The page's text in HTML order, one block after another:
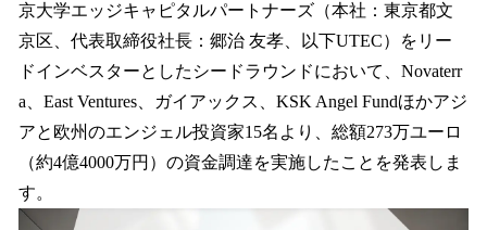
読
み
込
み
中
で
す
京大学エッジキャピタルパートナーズ（本社：東京都文
京区、代表取締役社長：郷治 友孝、以下UTEC）をリー
ドインベスターとしたシードラウンドにおいて、Novaterr
a、East Ventures、ガイアックス、KSK Angel Fundほかアジ
アと欧州のエンジェル投資家15名より、総額273万ユーロ
（約4億4000万円）の資金調達を実施したことを発表しま
す。